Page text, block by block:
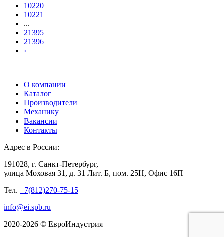
10220
10221
...
21395
21396
›
О компании
Каталог
Производители
Механику
Вакансии
Контакты
Адрес в России:
191028, г. Санкт-Петербург,
улица Моховая 31, д. 31 Лит. Б, пом. 25Н, Офис 16П
Тел. +7(812)270-75-15
info@ei.spb.ru
2020-2026 © ЕвроИндустрия